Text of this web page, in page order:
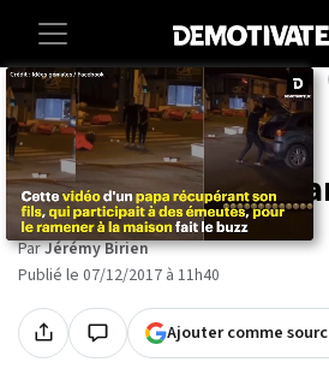
Accueil Societe
L'Australie légalise
officiellement le
ParJérémy Birien
Publié le 07/12/2017 à 11h40
Ajouter comme